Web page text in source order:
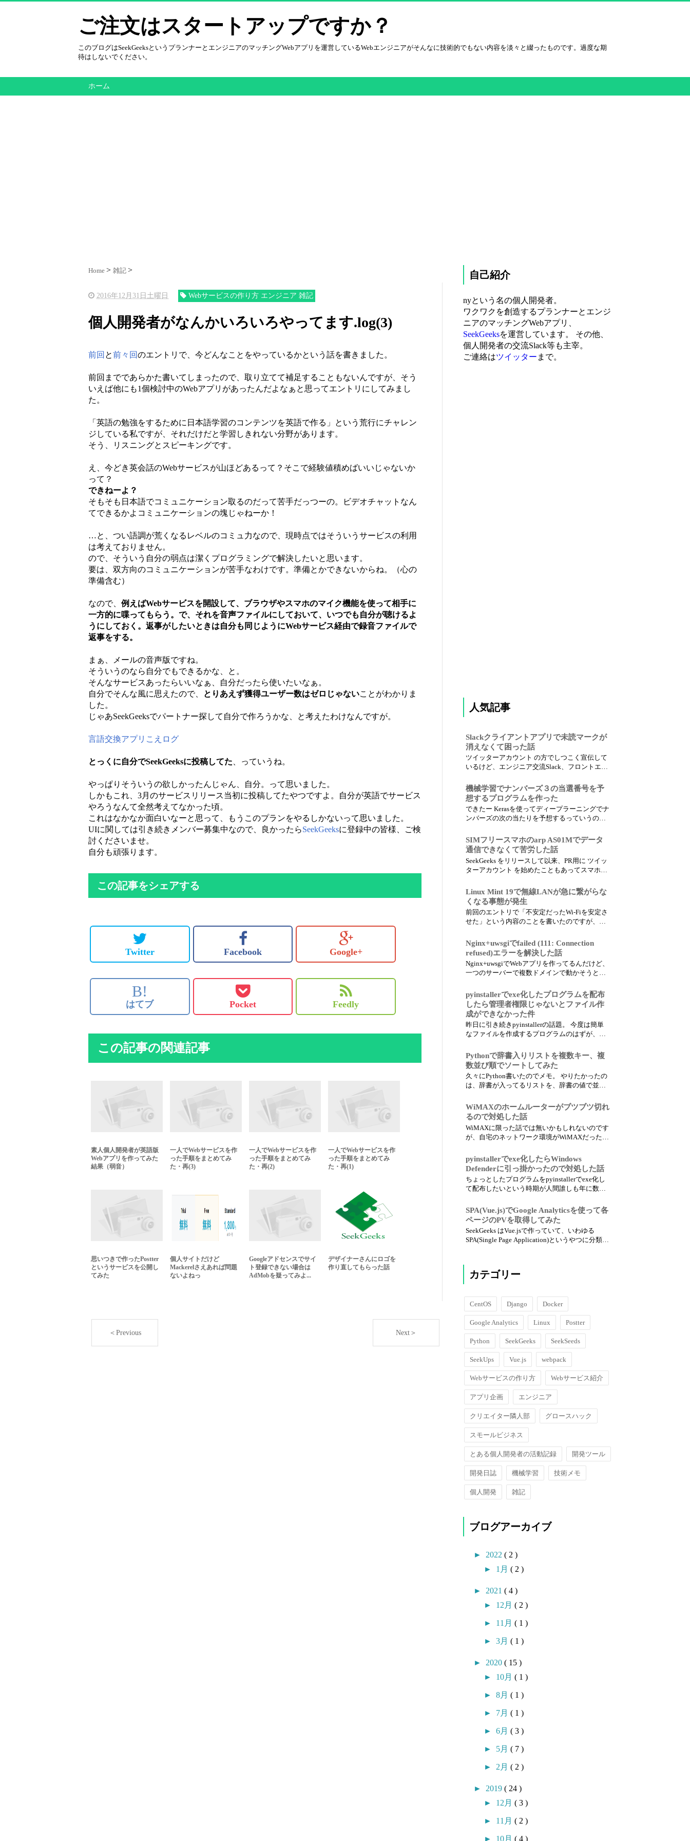
ご注文はスタートアップですか？
このブログはSeekGeeksというプランナーとエンジニアのマッチングWebアプリを運営しているWebエンジニアがそんなに技術的でもない内容を淡々と綴ったものです。過度な期
待はしないでください。
ホーム
Home 雑記
2016年12月31日土曜日 Webサービスの作り方 エンジニア 雑記
個人開発者がなんかいろいろやってます.log(3)
前回 と前々回のエントリで、今どんなことをやっているかという話を書きました。
前回までであらかた書いてしまったので、取り立てて補足することもないんですが、そう
いえば他にも1個検討中のWebアプリがあったんだよなぁと思ってエントリにしてみまし
た。
「英語の勉強をするために日本語学習のコンテンツを英語で作る」という荒行にチャレン
ジしている私ですが、それだけだと学習しきれない分野があります。
そう、リスニングとスピーキングです。
え、今どき英会話のWebサービスが山ほどあるって？そこで経験値積めばいいじゃないか
って？
できねーよ？
そもそも日本語でコミュニケーション取るのだって苦手だっつーの。ビデオチャットなん
てできるかよコミュニケーションの塊じゃねーか！
…と、つい語調が荒くなるレベルのコミュ力なので、現時点ではそういうサービスの利用
は考えておりません。
ので、そういう自分の弱点は潔くプログラミングで解決したいと思います。
要は、双方向のコミュニケーションが苦手なわけです。準備とかできないからね。（心の
準備含む）
なので、 例えばWebサービスを開設して、ブラウザやスマホのマイク機能を使って相手に
一方的に喋ってもらう。で、それを音声ファイルにしておいて、いつでも自分が聴けるよ
うにしておく。返事がしたいときは自分も同じようにWebサービス経由で録音ファイルで
返事をする。
まぁ、メールの音声版ですね。
そういうのなら自分でもできるかな、と。
そんなサービスあったらいいなぁ、自分だったら使いたいなぁ。
自分でそんな風に思えたので、
とりあえず獲得ユーザー数はゼロじゃないことがわかりま
した。
じゃあSeekGeeksでパートナー探して自分で作ろうかな、と考えたわけなんですが。
言語交換アプリこえログ
とっくに自分でSeekGeeksに投稿してた 、っていうね。
やっぱりそういうの欲しかったんじゃん、自分。って思いました。
しかもこれ、3月のサービスリリース当初に投稿してたやつですよ。自分が英語でサービス
やろうなんて全然考えてなかった頃。
これはなかなか面白いなーと思って、もうこのプランをやるしかないって思いました。
UIに関しては引き続きメンバー募集中なので、良かったらSeekGeeksに登録中の皆様、ご検
討くださいませ。
自分も頑張ります。
この記事をシェアする
Twitter Facebook Google+
B!
はてブ Pocket Feedly
この記事の関連記事
素人個人開発者が英語版
Webアプリを作ってみた
結果（弱音）
一人でWebサービスを作
った手順をまとめてみ
た・再(3)
一人でWebサービスを作
った手順をまとめてみ
た・再(2)
一人でWebサービスを作
った手順をまとめてみ
た・再(1)
思いつきで作ったPostter
というサービスを公開し
てみた
個人サイトだけど
Mackerelさえあれば問題
ないよねっ
Googleアドセンスでサイ
ト登録できない場合は
AdMobを疑ってみよ...
デザイナーさんにロゴを
作り直してもらった話
＜Previous Next＞
自己紹介
nyという名の個人開発者。
ワクワクを創造するプランナーとエンジ
ニアのマッチングWebアプリ、
SeekGeeksを運営しています。 その他、
個人開発者の交流Slack等も主宰。
ご連絡はツイッター まで。
人気記事
Slackクライアントアプリで未読マークが
消えなくて困った話
ツイッターアカウント の方でしつこく宣伝して
いるけど、エンジニア交流Slack、フロントエン
ンナー交流Slackと、いろいろな方とSlackで交
流させてもらっています。 で、Slackはブラウザ
でもスマホアプリでも使えるチャッ...
機械学習でナンバーズ３の当選番号を予
想するプログラムを作った
できたー Kerasを使ってディープラーニングでナ
ンバーズの次の当たりを予想するっていうのを
がら調整していこうっと。 SSL対応とかバッチ
とかブログ書いたりとかやりたいことはまだま
だあるんだけどキリが無いので今日はここま
で。 pic...
SIMフリースマホのarp AS01Mでデータ
通信できなくて苦労した話
SeekGeeks をリリースして以来、PR用に ツイッ
ターアカウント を始めたこともあってスマホを
から格安スマホ＋格安SIMで運用しててそれで
十分だったんですが、最近どうにもバッテリー
の保ちが良くない。夕方くらいにはモバイルバ
ッテリ...
Linux Mint 19で無線LANが急に繋がらな
くなる事態が発生
前回のエントリで「不安定だったWi-Fiを安定さ
せた」という内容のことを書いたのですが、普
突然繋がらなくなる事態が発生していました。
といっても、安定化させる前の事象と違ってブ
ツブツ切れるわけではなく、しばらくうまく使
え...
Nginx+uwsgiでfailed (111: Connection
refused)エラーを解決した話
Nginx+uwsgiでWebアプリを作ってるんだけど、
一つのサーバーで複数ドメインで動かそうとし
のエラーが出てなかなか解決出来なかった。
failed (111: Connection refused) while conn...
pyinstallerでexe化したプログラムを配布
したら管理者権限じゃないとファイル作
成ができなかった件
昨日に引き続きpyinstallerの話題。 今度は簡単
なファイルを作成するプログラムのはずが、配
送ってもらうと Permission Denied 。。 別に変な
場所にプログラムを置いてるわけでもなく、使
ってるユーザーも管理者権限のユー...
Pythonで辞書入りリストを複数キー、複
数並び順でソートしてみた
久々にPython書いたのでメモ。 やりたかったの
は、辞書が入ってるリストを、辞書の値で並べ
ーが複数あってそれぞれ並び順の指定が降順だ
ったり昇順だったりでけっこう苦労した。 全部
昇順、全部降順だったら簡単だったんだけど。
まぁ...
WiMAXのホームルーターがブツブツ切れ
るので対処した話
WiMAXに限った話では無いかもしれないのです
が、自宅のネットワーク環境がWiMAXだったの
ていません。WiMAXのホームルーターを固定回
線代わりに使っています。このホームルータ
ー、導入当初はすごく快適だったのですが、去
年くらいから...
pyinstallerでexe化したらWindows
Defenderに引っ掛かったので対処した話
ちょっとしたプログラムをpyinstallerでexe化し
て配布したいという時期が人間誰しも年に数回
たプログラムがWindows Defenderにウイルス扱
いされるという悲劇が起こりました。 何でだよ
真面目なプログラムだよウイルス扱いと...
SPA(Vue.js)でGoogle Analyticsを使って各
ページのPVを取得してみた
SeekGeeks はVue.jsで作っていて、いわゆる
SPA(Single Page Application)というやつに分類さ
得しようと...
カテゴリー
CentOS Django Docker
Google Analytics Linux Postter
Python SeekGeeks SeekSeeds
SeekUps Vue.js webpack
Webサービスの作り方 Webサービス紹介
アプリ企画 エンジニア
クリエイター隣人部 グロースハック
スモールビジネス
とある個人開発者の活動記録 開発ツール
開発日誌 機械学習 技術メモ
個人開発 雑記
ブログアーカイブ
► 2022 ( 2 )
► 1月 ( 2 )
► 2021 ( 4 )
► 12月 ( 2 )
► 11月 ( 1 )
► 3月 ( 1 )
► 2020 ( 15 )
► 10月 ( 1 )
► 8月 ( 1 )
► 7月 ( 1 )
► 6月 ( 3 )
► 5月 ( 7 )
► 2月 ( 2 )
► 2019 ( 24 )
► 12月 ( 3 )
► 11月 ( 2 )
► 10月 ( 4 )